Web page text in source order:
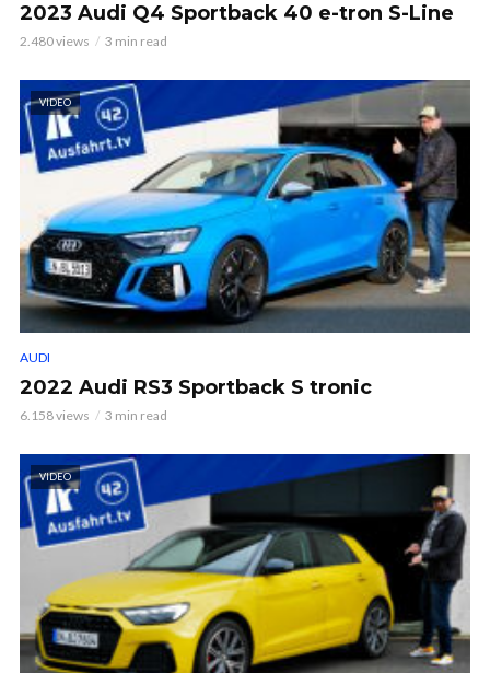
2023 Audi Q4 Sportback 40 e-tron S-Line
2.480 views 3 min read
VIDEO
AUDI
2022 Audi RS3 Sportback S tronic
6.158 views 3 min read
VIDEO